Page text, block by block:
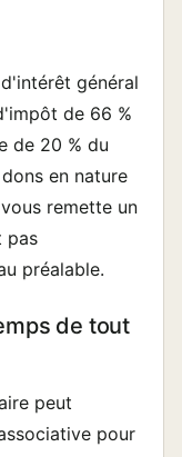
général
de 66 %
de 20 % du
en nature
remette un
pas
préalable.
de tout
peut
pour